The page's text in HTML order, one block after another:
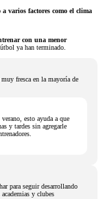
varios factores como el clima
con una menor
ya han terminado.
fresca en la mayoría de
esto ayuda a que
y tardes sin agregarle
para seguir desarrollando
y clubes